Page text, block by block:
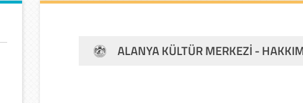
ALANYA KÜLTÜR MERKEZI -